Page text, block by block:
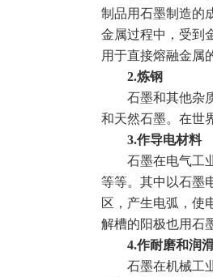
制品用石墨制造的
金属过程中，受到
用于直接熔融金属
2.炼钢
石墨和其他杂质
和天然石墨。在世
3.作导电材料
石墨在电气工业
等等。其中以石墨
区，产生电弧，使
解槽的阳极也用石
4.作耐磨和润
石墨在机械工业